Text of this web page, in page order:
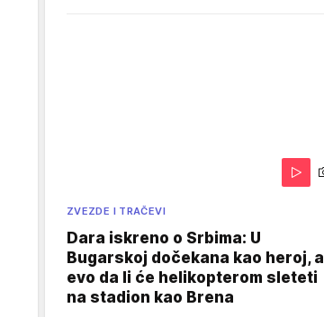
ZVEZDE I TRAČEVI
Dara iskreno o Srbima: U
Bugarskoj dočekana kao heroj, a
evo da li će helikopterom sleteti
na stadion kao Brena